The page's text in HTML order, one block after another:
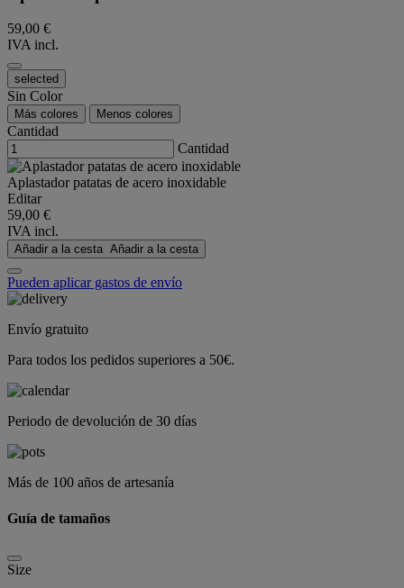
59,00 €
IVA incl.
selected
Sin Color
Más colores Menos colores
Cantidad
Cantidad
Aplastador patatas de acero inoxidable
Editar
59,00 €
IVA incl.
Añadir a la cesta Añadir a la cesta
Pueden aplicar gastos de envío
Envío gratuito
Para todos los pedidos superiores a 50€.
Periodo de devolución de 30 días
Más de 100 años de artesanía
Guía de tamaños
Size